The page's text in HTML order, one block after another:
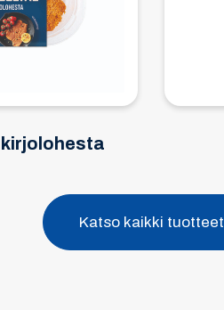
kirjolohesta
Katso kaikki tuotteet